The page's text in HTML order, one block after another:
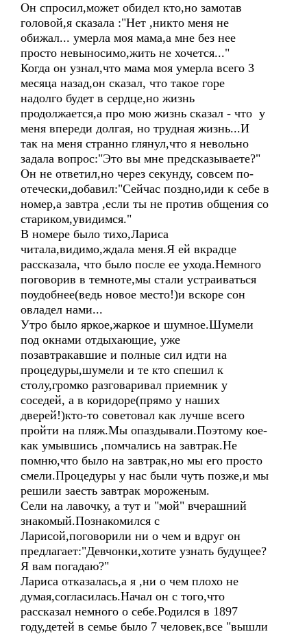
Он спросил,может обидел кто,но замотав
головой,я сказала :"Нет ,никто меня не
обижал... умерла моя мама,а мне без нее
просто невыносимо,жить не хочется..."
Когда он узнал,что мама моя умерла всего 3
месяца назад,он сказал, что такое горе
надолго будет в сердце,но жизнь
продолжается,а про мою жизнь сказал - что у
меня впереди долгая, но трудная жизнь...И
так на меня странно глянул,что я невольно
задала вопрос:"Это вы мне предсказываете?"
Он не ответил,но через секунду, совсем по-
отечески,добавил:"Сейчас поздно,иди к себе в
номер,а завтра ,если ты не против общения со
стариком,увидимся."
В номере было тихо,Лариса
читала,видимо,ждала меня.Я ей вкрадце
рассказала, что было после ее ухода.Немного
поговорив в темноте,мы стали устраиваться
поудобнее(ведь новое место!)и вскоре сон
овладел нами...
Утро было яркое,жаркое и шумное.Шумели
под окнами отдыхающие, уже
позавтракавшие и полные сил идти на
процедуры,шумели и те кто спешил к
столу,громко разговаривал приемник у
соседей, а в коридоре(прямо у наших
дверей!)кто-то советовал как лучше всего
пройти на пляж.Мы опаздывали.Поэтому кое-
как умывшись ,помчались на завтрак.Не
помню,что было на завтрак,но мы его просто
смели.Процедуры у нас были чуть позже,и мы
решили заесть завтрак мороженым.
Сели на лавочку, а тут и "мой" вчерашний
знакомый.Познакомился с
Ларисой,поговорили ни о чем и вдруг он
предлагает:"Девчонки,хотите узнать будущее?
Я вам погадаю?"
Лариса отказалась,а я ,ни о чем плохо не
думая,согласилась.Начал он с того,что
рассказал немного о себе.Родился в 1897
году,детей в семье было 7 человек,все "вышли